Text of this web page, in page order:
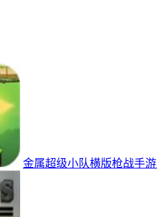
金属超级小队横版枪战手